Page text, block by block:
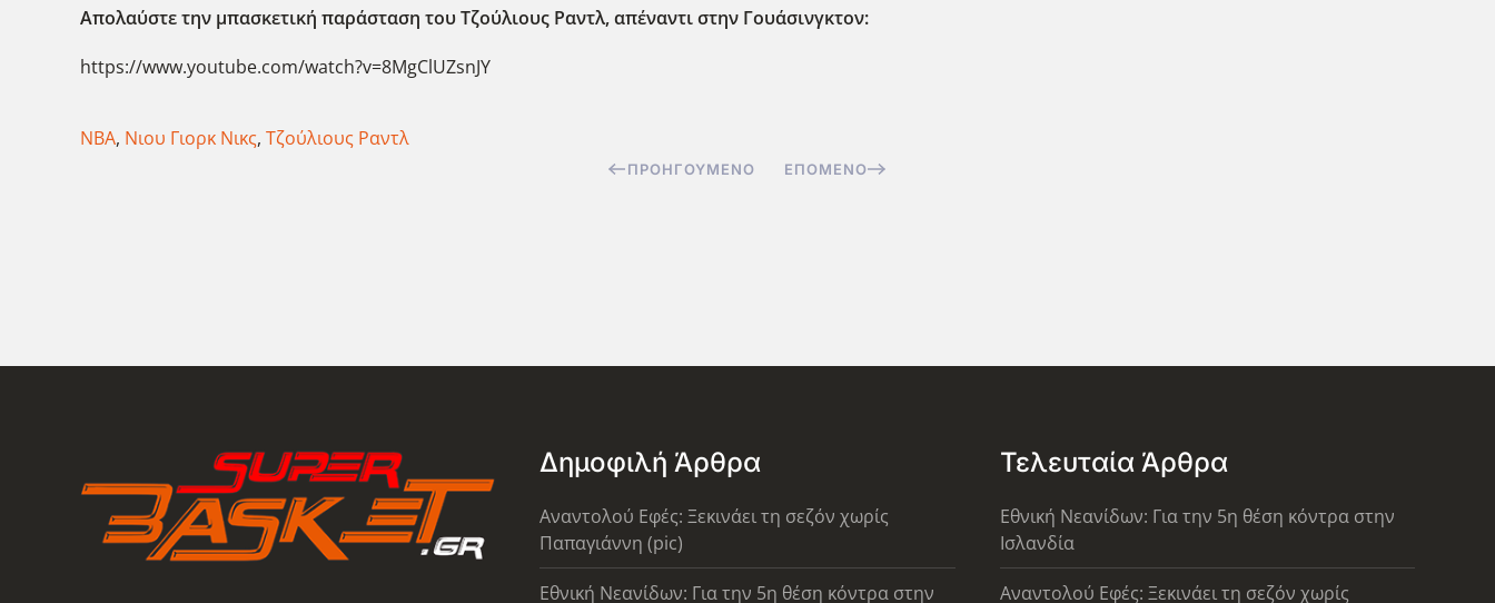
Απολαύστε την μπασκετική παράσταση του Τζούλιους Ραντλ, απέναντι στην Γουάσινγκτον:
https://www.youtube.com/watch?v=8MgClUZsnJY
ΝΒΑ, Νιου Γιορκ Νικς, Τζούλιους Ραντλ
ΠΡΟΗΓΟΎΜΕΝΟ ΕΠΌΜΕΝΟ
Δημοφιλή Άρθρα
Αναντολού Εφές: Ξεκινάει τη σεζόν χωρίς
Παπαγιάννη (pic)
Εθνική Νεανίδων: Για την 5η θέση κόντρα στην
Τελευταία Άρθρα
Εθνική Νεανίδων: Για την 5η θέση κόντρα στην
Ισλανδία
Αναντολού Εφές: Ξεκινάει τη σεζόν χωρίς